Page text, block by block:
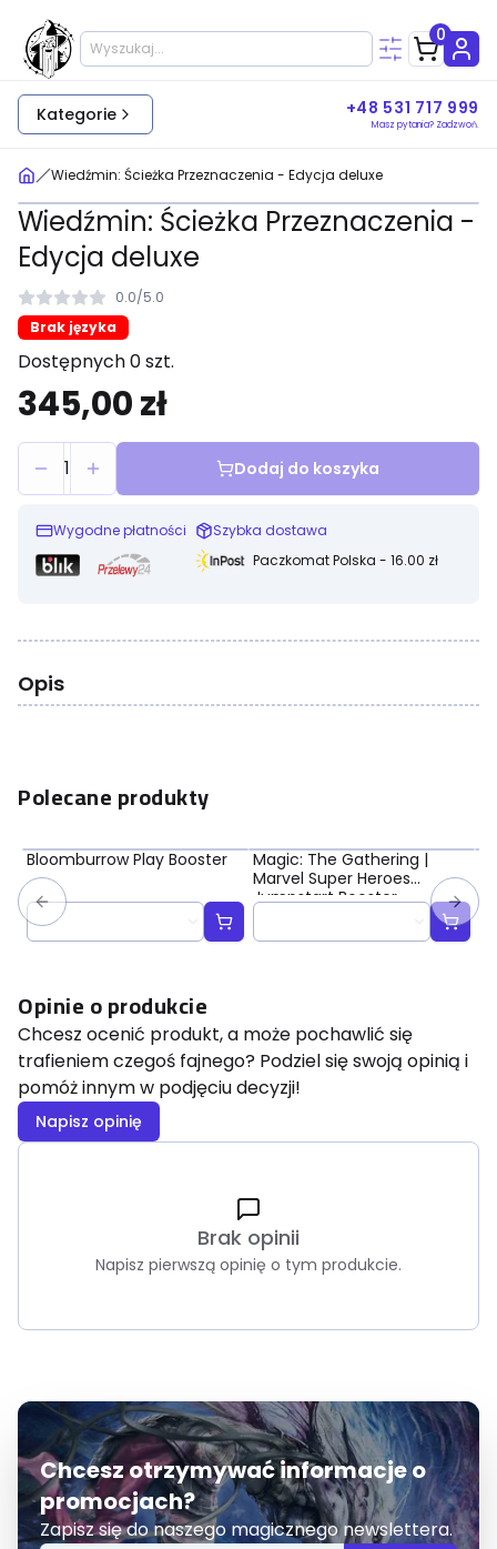
0
Kategorie +48 531 717 999
Masz pytania? Zadzwoń.
Wiedźmin: Ścieżka Przeznaczenia - Edycja deluxe
Wiedźmin: Ścieżka Przeznaczenia -
Edycja deluxe
0.0/5.0
Brak języka
Dostępnych 0 szt.
345,00 zł
1 Dodaj do koszyka
Wygodne płatności
Szybka dostawa
Paczkomat Polska - 16.00 zł
Opis
Polecane produkty
Bloomburrow Play Booster
Magic: The Gathering |
Marvel Super Heroes
Jumpstart Booster
Opinie o produkcie
Chcesz ocenić produkt, a może pochawlić się
trafieniem czegoś fajnego? Podziel się swoją opinią i
pomóż innym w podjęciu decyzji!
Napisz opinię
Brak opinii
Napisz pierwszą opinię o tym produkcie.
Chcesz otrzymywać informacje o
promocjach?
Zapisz się do naszego magicznego newslettera.